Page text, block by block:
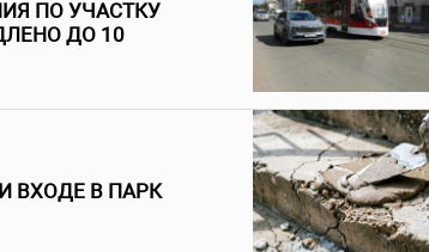
ПО УЧАСТКУ
ДО 10
ВХОДЕ В ПАРК